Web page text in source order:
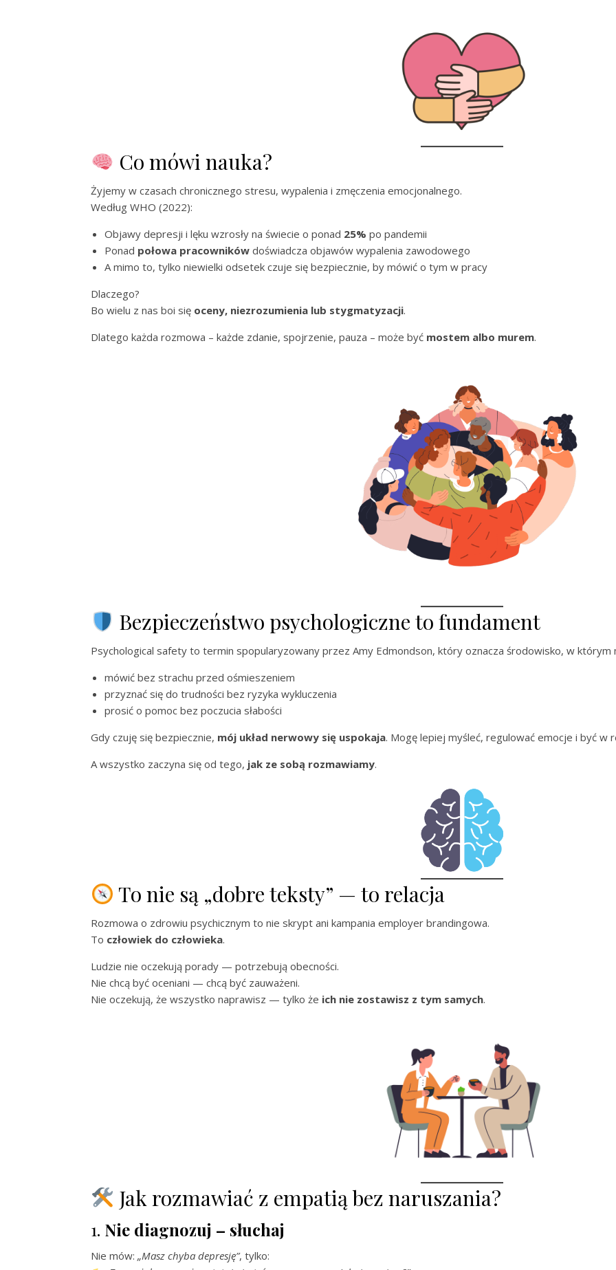
Co mówi nauka?
Żyjemy w czasach chronicznego stresu, wypalenia i zmęczenia emocjonalnego.
Według WHO (2022):
Objawy depresji i lęku wzrosły na świecie o ponad 25% po pandemii
Ponad połowa pracowników doświadcza objawów wypalenia zawodowego
A mimo to, tylko niewielki odsetek czuje się bezpiecznie, by mówić o tym w pracy
Dlaczego?
Bo wielu z nas boi się oceny, niezrozumienia lub stygmatyzacji.
Dlatego każda rozmowa – każde zdanie, spojrzenie, pauza – może być mostem albo murem.
Bezpieczeństwo psychologiczne to fundament
Psychological safety to termin spopularyzowany przez Amy Edmondson, który oznacza środowisko, w którym
mówić bez strachu przed ośmieszeniem
przyznać się do trudności bez ryzyka wykluczenia
prosić o pomoc bez poczucia słabości
Gdy czuję się bezpiecznie, mój układ nerwowy się uspokaja. Mogę lepiej myśleć, regulować emocje i być w
A wszystko zaczyna się od tego, jak ze sobą rozmawiamy.
To nie są „dobre teksty” — to relacja
Rozmowa o zdrowiu psychicznym to nie skrypt ani kampania employer brandingowa.
To człowiek do człowieka.
Ludzie nie oczekują porady — potrzebują obecności.
Nie chcą być oceniani — chcą być zauważeni.
Nie oczekują, że wszystko naprawisz — tylko że ich nie zostawisz z tym samych.
Jak rozmawiać z empatią bez naruszania?
1. Nie diagnozuj – słuchaj
Nie mów: „Masz chyba depresję”, tylko: